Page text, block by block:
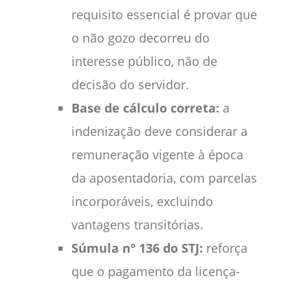
requisito essencial é provar que
o não gozo decorreu do
interesse público, não de
decisão do servidor.
Base de cálculo correta: a
indenização deve considerar a
remuneração vigente à época
da aposentadoria, com parcelas
incorporáveis, excluindo
vantagens transitórias.
Súmula nº 136 do STJ: reforça
que o pagamento da licença-